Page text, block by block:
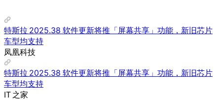
特斯拉 2025.38 软件更新将推「屏幕共享」功能，新旧芯片
车型均支持
凤凰科技
特斯拉 2025.38 软件更新将推「屏幕共享」功能，新旧芯片
车型均支持
IT 之家